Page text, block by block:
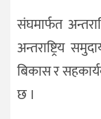
संघमार्फत
अन्तराष्ट्रिय
बिकास र
छ ।